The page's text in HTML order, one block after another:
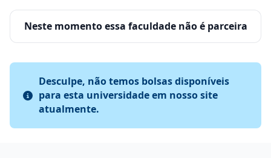
Neste momento essa faculdade não é parceira
Desculpe, não temos bolsas disponíveis
para esta universidade em nosso site
atualmente.